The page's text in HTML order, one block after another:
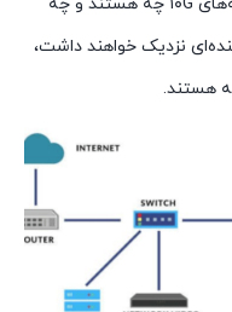
نزدیک خواهند داشت،
هستند.